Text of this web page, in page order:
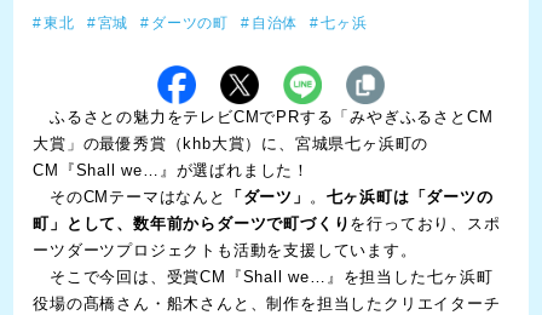
東北 宮城 ダーツの町 自治体 七ヶ浜
ふるさとの魅力をテレビCMでPRする「みやぎふるさとCM
大賞」の最優秀賞（khb大賞）に、宮城県七ヶ浜町の
CM『Shall we…』が選ばれました！
そのCMテーマはなんと
「ダーツ」 。 七ヶ浜町は「ダーツの
町」として、数年前からダーツで町づくり を行っており、スポ
ーツダーツプロジェクトも活動を支援しています。
そこで今回は、受賞CM『Shall we…』を担当した七ヶ浜町
役場の髙橋さん・船木さんと、制作を担当したクリエイターチ